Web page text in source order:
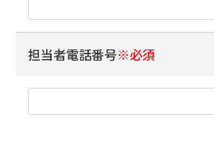
担当者電話番号※必須